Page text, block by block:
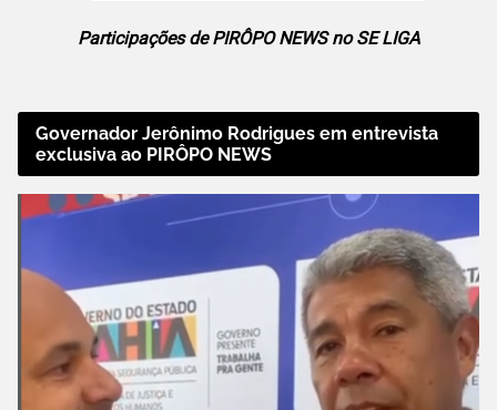
Participações de PIRÔPO NEWS no SE LIGA
Governador Jerônimo Rodrigues em entrevista
exclusiva ao PIRÔPO NEWS